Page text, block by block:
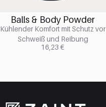
Balls & Body Powder
Kühlender Komfort mit Schutz vor
Schweiß und Reibung
16,23 €